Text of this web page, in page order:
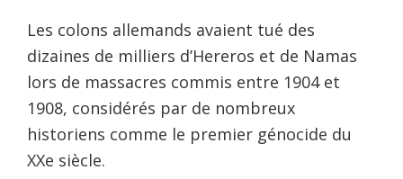
Les colons allemands avaient tué des
dizaines de milliers d’Hereros et de Namas
lors de massacres commis entre 1904 et
1908, considérés par de nombreux
historiens comme le premier génocide du
XXe siècle.